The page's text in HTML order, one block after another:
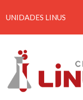
UNIDADES LINUS